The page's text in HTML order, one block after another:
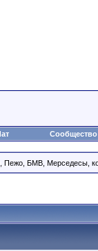
Сообщество
Пежо, БМВ, Мерседесы,